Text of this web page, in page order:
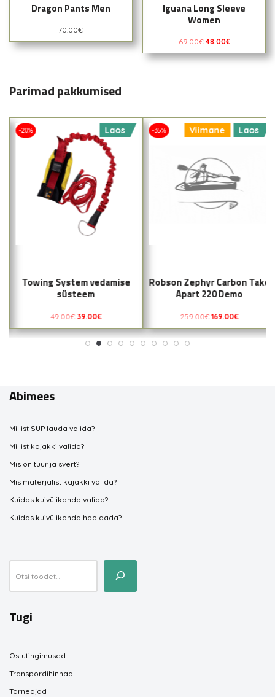
Dragon Pants Men
70.00€
Iguana Long Sleeve
Women
69.00€ 48.00€
Parimad pakkumised
-20% Laos
Towing System vedamise
süsteem
49.00€ 39.00€
-35% Viimane Laos
Robson Zephyr Carbon Take
Apart 220 Demo
259.00€ 169.00€
Abimees
Millist SUP lauda valida?
Millist kajakki valida?
Mis on tüür ja svert?
Mis materjalist kajakki valida?
Kuidas kuivülikonda valida?
Kuidas kuivülikonda hooldada?
Tugi
Ostutingimused
Transpordihinnad
Tarneajad